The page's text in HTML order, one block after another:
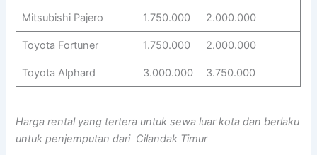
Mitsubishi Pajero 1.750.000 2.000.000
Toyota Fortuner 1.750.000 2.000.000
Toyota Alphard 3.000.000 3.750.000
Harga rental yang tertera untuk sewa luar kota dan berlaku
untuk penjemputan dari Cilandak Timur